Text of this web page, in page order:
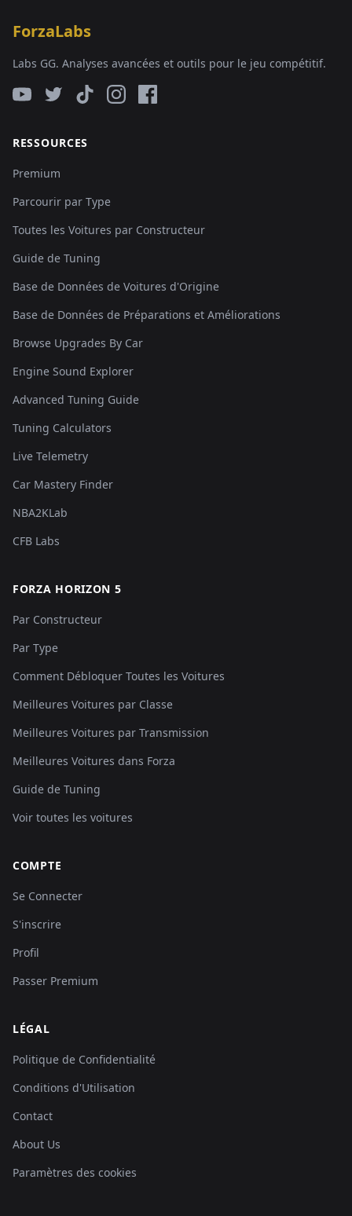
ForzaLabs
Labs GG. Analyses avancées et outils pour le jeu compétitif.
RESSOURCES
Premium
Parcourir par Type
Toutes les Voitures par Constructeur
Guide de Tuning
Base de Données de Voitures d'Origine
Base de Données de Préparations et Améliorations
Browse Upgrades By Car
Engine Sound Explorer
Advanced Tuning Guide
Tuning Calculators
Live Telemetry
Car Mastery Finder
NBA2KLab
CFB Labs
FORZA HORIZON 5
Par Constructeur
Par Type
Comment Débloquer Toutes les Voitures
Meilleures Voitures par Classe
Meilleures Voitures par Transmission
Meilleures Voitures dans Forza
Guide de Tuning
Voir toutes les voitures
COMPTE
Se Connecter
S'inscrire
Profil
Passer Premium
LÉGAL
Politique de Confidentialité
Conditions d'Utilisation
Contact
About Us
Paramètres des cookies